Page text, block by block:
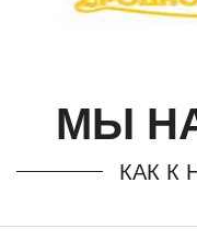
МЫ
КАК К